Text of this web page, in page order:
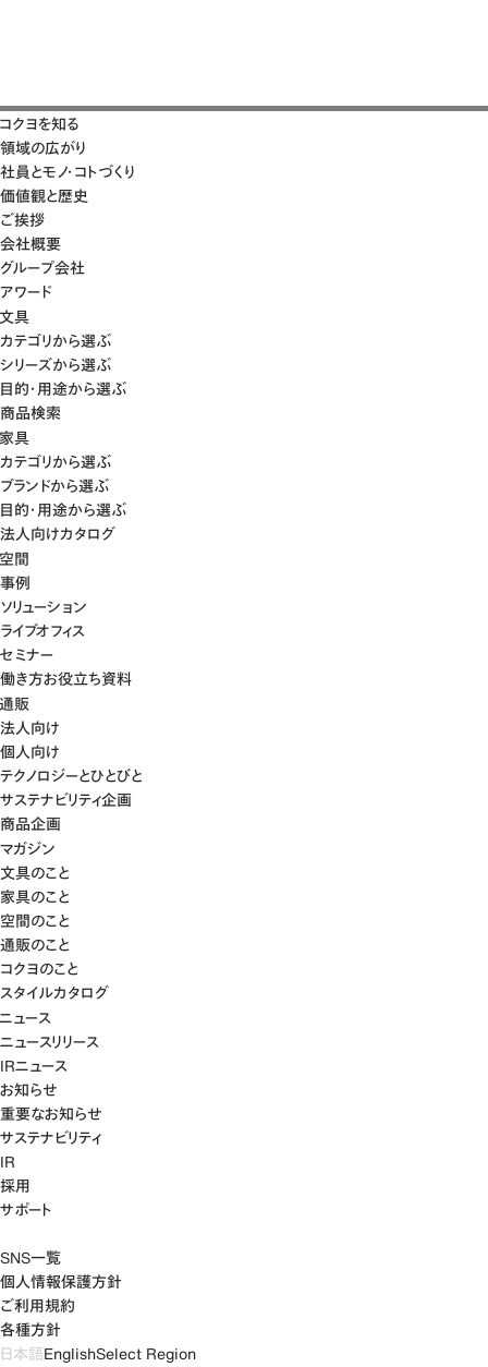
コクヨを知る
領域の広がり
社員とモノ・コトづくり
価値観と歴史
ご挨拶
会社概要
グループ会社
アワード
文具
カテゴリから選ぶ
シリーズから選ぶ
目的・用途から選ぶ
商品検索
家具
カテゴリから選ぶ
ブランドから選ぶ
目的・用途から選ぶ
法人向けカタログ
空間
事例
ソリューション
ライブオフィス
セミナー
働き方お役立ち資料
通販
法人向け
個人向け
テクノロジーとひとびと
サステナビリティ企画
商品企画
マガジン
文具のこと
家具のこと
空間のこと
通販のこと
コクヨのこと
スタイルカタログ
ニュース
ニュースリリース
IRニュース
お知らせ
重要なお知らせ
サステナビリティ
IR
採用
サポート
SNS一覧
個人情報保護方針
ご利用規約
各種方針
日本語EnglishSelect Region